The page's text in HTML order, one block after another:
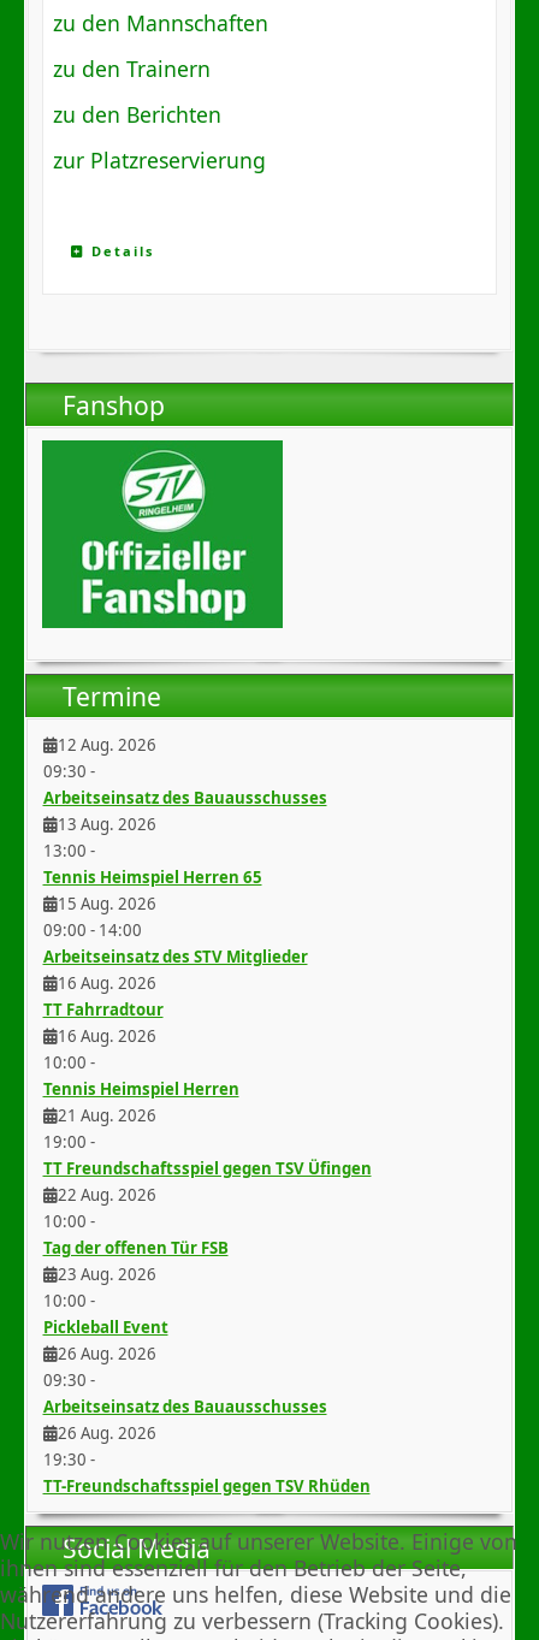
Fanshop
Termine
12 Aug. 2026
09:30 -
Arbeitseinsatz des Bauausschusses
13 Aug. 2026
13:00 -
Tennis Heimspiel Herren 65
15 Aug. 2026
09:00 - 14:00
Arbeitseinsatz des STV Mitglieder
16 Aug. 2026
TT Fahrradtour
16 Aug. 2026
10:00 -
Tennis Heimspiel Herren
21 Aug. 2026
19:00 -
TT Freundschaftsspiel gegen TSV Üfingen
22 Aug. 2026
10:00 -
Tag der offenen Tür FSB
23 Aug. 2026
10:00 -
Pickleball Event
26 Aug. 2026
09:30 -
Arbeitseinsatz des Bauausschusses
26 Aug. 2026
19:30 -
TT-Freundschaftsspiel gegen TSV Rhüden
Social Media
zu den Mannschaften
zu den Trainern
zu den Berichten
zur Platzreservierung
Details
Wir nutzen Cookies auf unserer Website. Einige von
ihnen sind essenziell für den Betrieb der Seite,
während andere uns helfen, diese Website und die
Nutzererfahrung zu verbessern (Tracking Cookies).